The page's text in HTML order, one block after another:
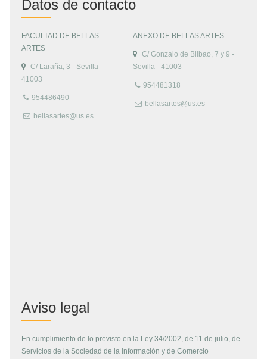
Datos de contacto
FACULTAD DE BELLAS
ARTES
C/ Laraña, 3 - Sevilla -
41003
954486490
bellasartes@us.es
ANEXO DE BELLAS ARTES
C/ Gonzalo de Bilbao, 7 y 9 -
Sevilla - 41003
954481318
bellasartes@us.es
Aviso legal
En cumplimiento de lo previsto en la Ley 34/2002, de 11 de julio, de
Servicios de la Sociedad de la Información y de Comercio